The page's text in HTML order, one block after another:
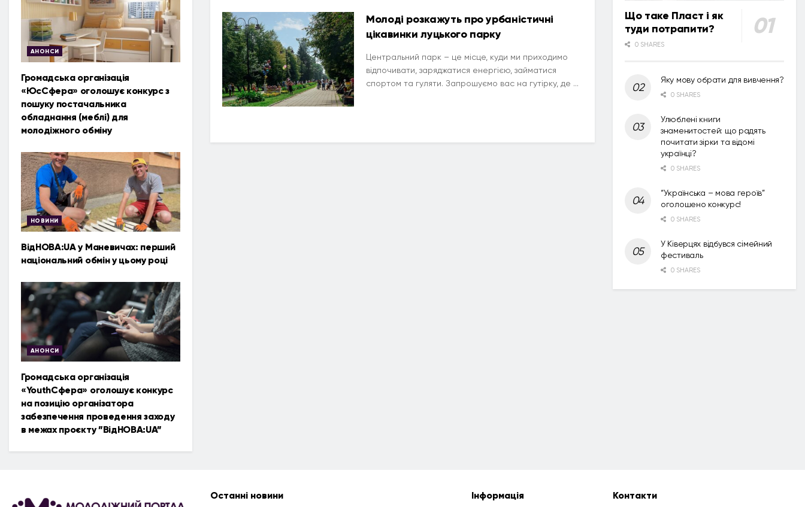
Молоді розкажуть про урбаністичні
цікавинки луцького парку
Центральний парк – це місце, куди ми приходимо
відпочивати, заряджатися енергією, займатися
спортом та гуляти. Запрошуємо вас на гутірку, де ...
АНОНСИ
Громадська організація
«ЮсСфера» оголошує конкурс з
пошуку постачальника
обладнання (меблі) для
молодіжного обміну
НОВИНИ
ВідНОВА:UA у Маневичах: перший
національний обмін у цьому році
АНОНСИ
Громадська організація
«YouthСфера» оголошує конкурс
на позицію організатора
забезпечення проведення заходу
в межах проєкту ”ВідНОВА:UA”
Що таке Пласт і як
туди потрапити?
0 SHARES
Яку мову обрати для вивчення?
0 SHARES
Улюблені книги
знаменитостей: що радять
почитати зірки та відомі
українці?
0 SHARES
“Українська – мова героїв”
оголошено конкурс!
0 SHARES
У Ківерцях відбувся сімейний
фестиваль
0 SHARES
Останні новини Інформація Контакти